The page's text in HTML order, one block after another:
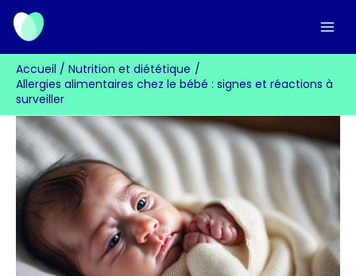
Aller
contenu
Accueil
Nutrition et diététique
Allergies alimentaires chez le bébé : signes et réactions à
surveiller